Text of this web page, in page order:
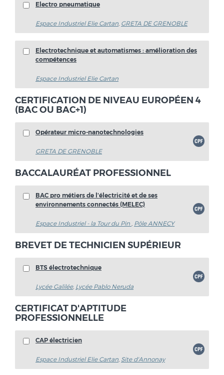
Electro pneumatique
Espace Industriel Elie Cartan GRETA DE GRENOBLE
Electrotechnique et automatismes : amélioration des
compétences
Espace Industriel Elie Cartan
CERTIFICATION DE NIVEAU EUROPÉEN 4
(BAC OU BAC+1)
Opérateur micro-nanotechnologies
GRETA DE GRENOBLE
BACCALAURÉAT PROFESSIONNEL
BAC pro métiers de l'électricité et de ses
environnements connectés (MELEC)
Espace Industriel - la Tour du Pin Pôle ANNECY
BREVET DE TECHNICIEN SUPÉRIEUR
BTS électrotechnique
Lycée Galilée, Lycée Pablo Neruda
CERTIFICAT D'APTITUDE
PROFESSIONNELLE
CAP électricien
Espace Industriel Elie Cartan Site d'Annonay